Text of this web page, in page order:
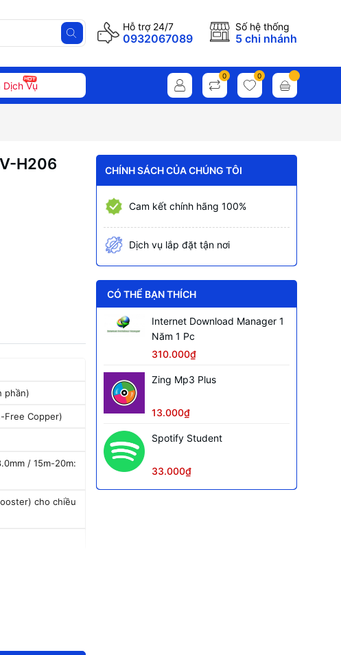
Hỗ trợ 24/7
0932067089
Số hệ thống
5 chi nhánh
Dịch Vụ
0 0
H206
phần)
Free Copper)
/ 15m-20m:
cho chiều
CHÍNH SÁCH CỦA CHÚNG TÔI
Cam kết chính hãng 100%
Dịch vụ lắp đặt tận nơi
CÓ THỂ BẠN THÍCH
Internet Download Manager 1
Năm 1 Pc
310.000₫
Zing Mp3 Plus
13.000₫
Spotify Student
33.000₫